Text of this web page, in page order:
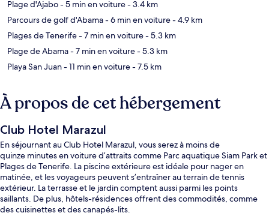
Plage d'Ajabo- 5 min en voiture- 3.4 km
Parcours de golf d'Abama- 6 min en voiture- 4.9 km
Plages de Tenerife- 7 min en voiture- 5.3 km
Plage de Abama- 7 min en voiture- 5.3 km
Playa San Juan- 11 min en voiture- 7.5 km
À propos de cet hébergement
Club Hotel Marazul
En séjournant au Club Hotel Marazul, vous serez à moins de
quinze minutes en voiture d’attraits comme Parc aquatique Siam Park et
Plages de Tenerife. La piscine extérieure est idéale pour nager en
matinée, et les voyageurs peuvent s’entraîner au terrain de tennis
extérieur. La terrasse et le jardin comptent aussi parmi les points
saillants. De plus, hôtels-résidences offrent des commodités, comme
des cuisinettes et des canapés-lits.